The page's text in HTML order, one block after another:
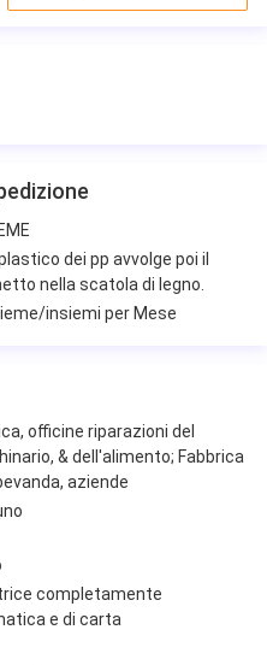
plastico dei pp avvolge poi il
nella scatola di legno.
insiemi per Mese
officine riparazioni del
& dell'alimento; Fabbrica
aziende
completamente
e di carta